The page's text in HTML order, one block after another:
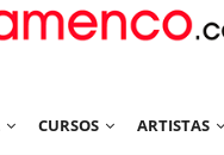
CURSOS ARTISTAS